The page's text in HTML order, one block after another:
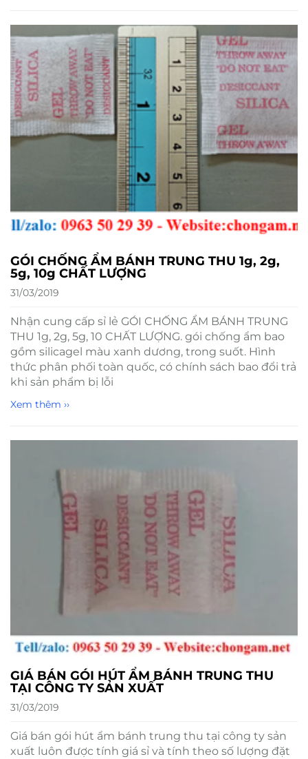
GÓI CHỐNG ẨM BÁNH TRUNG THU 1g, 2g,
5g, 10g CHẤT LƯỢNG
31/03/2019
Nhận cung cấp sỉ lẻ GÓI CHỐNG ẨM BÁNH TRUNG
THU 1g, 2g, 5g, 10 CHẤT LƯỢNG. gói chống ẩm bao
gồm silicagel màu xanh dương, trong suốt. Hình
thức phân phối toàn quốc, có chính sách bao đổi trả
khi sản phẩm bị lỗi
Xem thêm ››
GIÁ BÁN GÓI HÚT ẨM BÁNH TRUNG THU
TẠI CÔNG TY SẢN XUẤT
31/03/2019
Giá bán gói hút ẩm bánh trung thu tại công ty sản
xuất luôn được tính giá sỉ và tính theo số lượng đặt